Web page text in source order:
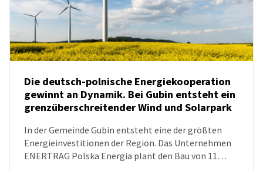
NEUIGKEITEN
Die deutsch-polnische Energiekooperation
gewinnt an Dynamik. Bei Gubin entsteht ein
grenzüberschreitender Wind und Solarpark
In der Gemeinde Gubin entsteht eine der größten
Energieinvestitionen der Region. Das Unternehmen
ENERTRAG Polska Energia plant den Bau von 11